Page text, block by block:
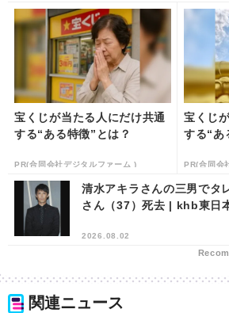
宝くじが当たる人にだけ共通
する“ある特徴”とは？
PR(合同会社デジタルファーム )
宝くじ
する“あ
PR(合同会
清水アキラさんの三男でタ
さん（37）死去 | khb東日
2026.08.02
関連ニュース